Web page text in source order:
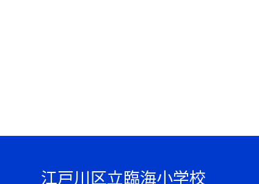
江戸川区立臨海小学校